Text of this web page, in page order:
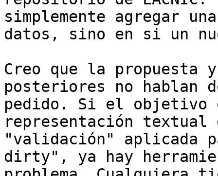
simplemente agregar
datos, sino en si un
Creo que la propuesta
posteriores no hablan
pedido. Si el objetivo
representación textual
"validación" aplicada
dirty", ya hay